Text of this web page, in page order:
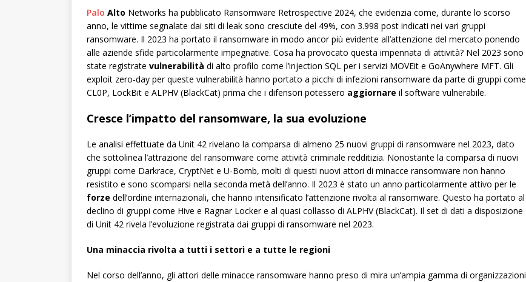
Palo Alto Networks ha pubblicato Ransomware Retrospective 2024, che evidenzia come, durante lo scorso
anno, le vittime segnalate dai siti di leak sono cresciute del 49%, con 3.998 post indicati nei vari gruppi
ransomware. Il 2023 ha portato il ransomware in modo ancor più evidente all’attenzione del mercato ponendo
alle aziende sfide particolarmente impegnative. Cosa ha provocato questa impennata di attività? Nel 2023 sono
state registrate vulnerabilità di alto profilo come l’injection SQL per i servizi MOVEit e GoAnywhere MFT. Gli
exploit zero-day per queste vulnerabilità hanno portato a picchi di infezioni ransomware da parte di gruppi come
CL0P, LockBit e ALPHV (BlackCat) prima che i difensori potessero aggiornare il software vulnerabile.
Cresce l’impatto del ransomware, la sua evoluzione
Le analisi effettuate da Unit 42 rivelano la comparsa di almeno 25 nuovi gruppi di ransomware nel 2023, dato
che sottolinea l’attrazione del ransomware come attività criminale redditizia. Nonostante la comparsa di nuovi
gruppi come Darkrace, CryptNet e U-Bomb, molti di questi nuovi attori di minacce ransomware non hanno
resistito e sono scomparsi nella seconda metà dell’anno. Il 2023 è stato un anno particolarmente attivo per le
forze dell’ordine internazionali, che hanno intensificato l’attenzione rivolta al ransomware. Questo ha portato al
declino di gruppi come Hive e Ragnar Locker e al quasi collasso di ALPHV (BlackCat). Il set di dati a disposizione
di Unit 42 rivela l’evoluzione registrata dai gruppi di ransomware nel 2023.
Una minaccia rivolta a tutti i settori e a tutte le regioni
Nel corso dell’anno, gli attori delle minacce ransomware hanno preso di mira un’ampia gamma di organizzazioni